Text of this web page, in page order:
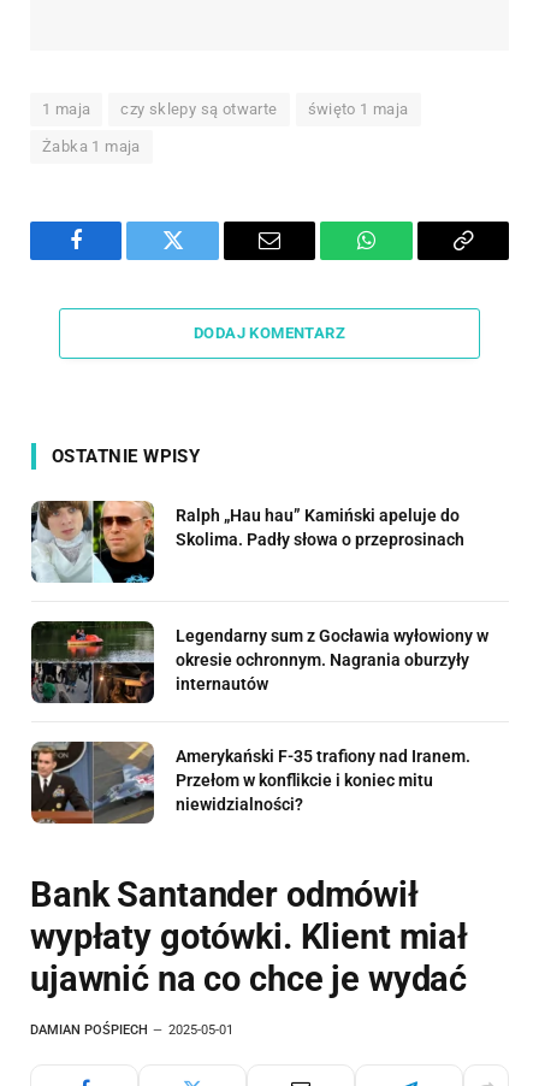
1 maja czy sklepy są otwarte święto 1 maja
Żabka 1 maja
Facebook Twitter Email WhatsAppCopy
DODAJ KOMENTARZ
OSTATNIE WPISY
Ralph „Hau hau” Kamiński apeluje do
Skolima. Padły słowa o przeprosinach
Legendarny sum z Gocławia wyłowiony w
okresie ochronnym. Nagrania oburzyły
internautów
Amerykański F-35 trafiony nad Iranem.
Przełom w konflikcie i koniec mitu
niewidzialności?
Bank Santander odmówił
wypłaty gotówki. Klient miał
ujawnić na co chce je wydać
DAMIAN POŚPIECH 2025-05-01